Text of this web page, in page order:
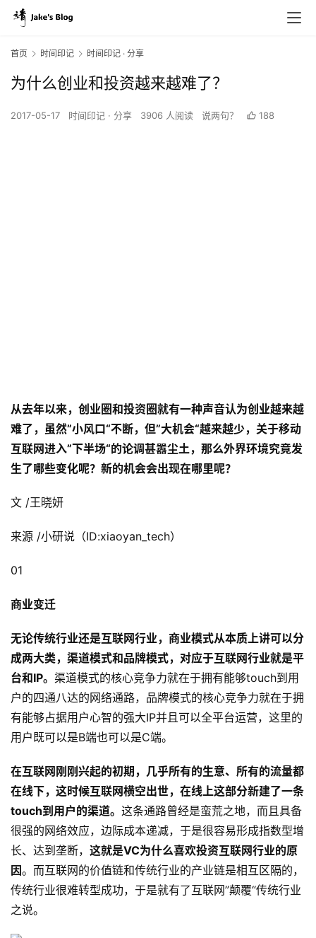
首页 时间印记 时间印记 · 分享
为什么创业和投资越来越难了？
2017-05-17 时间印记 · 分享 3906 人阅读 说两句？ 188
从去年以来，创业圈和投资圈就有一种声音认为创业越来越
难了，虽然”小风口“不断，但”大机会“越来越少，关于移动
互联网进入”下半场“的论调甚嚣尘土，那么外界环境究竟发
生了哪些变化呢？新的机会会出现在哪里呢？
文 /王晓妍
来源 /小研说（ID:xiaoyan_tech）
01
商业变迁
无论传统行业还是互联网行业，商业模式从本质上讲可以分
成两大类，渠道模式和品牌模式，对应于互联网行业就是平
台和IP。 渠道模式的核心竞争力就在于拥有能够touch到用
户的四通八达的网络通路，品牌模式的核心竞争力就在于拥
有能够占据用户心智的强大IP并且可以全平台运营，这里的
用户既可以是B端也可以是C端。
在互联网刚刚兴起的初期，几乎所有的生意、所有的流量都
在线下，这时候互联网横空出世，在线上这部分新建了一条
touch到用户的渠道。 这条通路曾经是蛮荒之地，而且具备
很强的网络效应，边际成本递减，于是很容易形成指数型增
长、达到垄断， 这就是VC为什么喜欢投资互联网行业的原
因。而互联网的价值链和传统行业的产业链是相互区隔的，
传统行业很难转型成功，于是就有了互联网”颠覆“传统行业
之说。